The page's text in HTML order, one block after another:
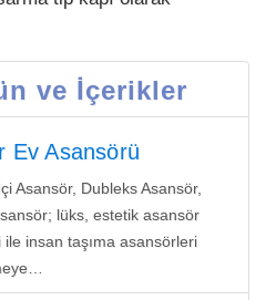
ve İçerikler
Ev Asansörü
Asansör, Dubleks Asansör,
lüks, estetik asansör
ile insan taşıma asansörleri